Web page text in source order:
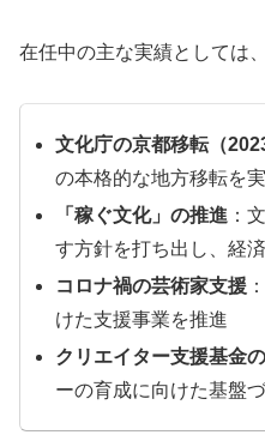
在任中の主な実績としては、
文化庁の京都移転（
の本格的な地方移転を
「稼ぐ文化」の推進 ：
す方針を打ち出し、経
コロナ禍の芸術家支援
けた支援事業を推進
クリエイター支援基金
ーの育成に向けた基盤